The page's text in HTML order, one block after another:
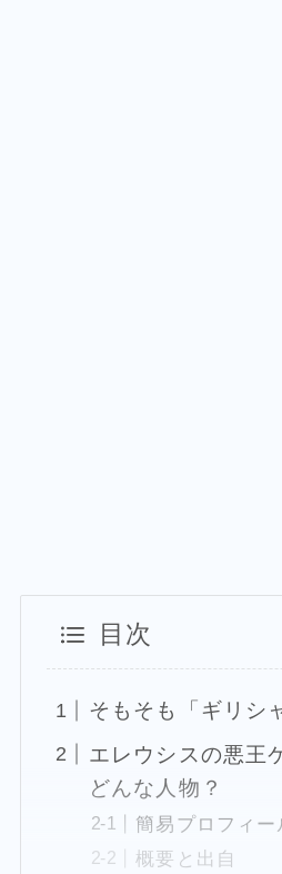
目次
そもそも「ギリシ
エレウシスの悪王
どんな人物？
簡易プロフィー
概要と出自